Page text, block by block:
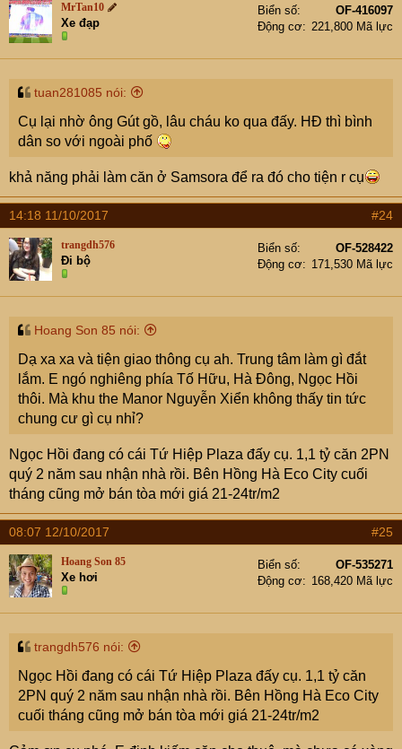
MrTan10
Xe đạp
Biển số
OF-416097
Động cơ
221,800 Mã lực
tuan281085 nói:
Cụ lại nhờ ông Gút gồ, lâu cháu ko qua đấy. HĐ thì bình
dân so với ngoài phố
khả năng phải làm căn ở Samsora để ra đó cho tiện r cụ
14:18 11/10/2017 #24
trangdh576
Đi bộ
Biển số
OF-528422
Động cơ
171,530 Mã lực
Hoang Son 85 nói:
Dạ xa xa và tiện giao thông cụ ah. Trung tâm làm gì đắt
lắm. E ngó nghiêng phía Tố Hữu, Hà Đông, Ngọc Hồi
thôi. Mà khu the Manor Nguyễn Xiển không thấy tin tức
chung cư gì cụ nhỉ?
Ngọc Hồi đang có cái Tứ Hiệp Plaza đấy cụ. 1,1 tỷ căn 2PN
quý 2 năm sau nhận nhà rồi. Bên Hồng Hà Eco City cuối
tháng cũng mở bán tòa mới giá 21-24tr/m2
08:07 12/10/2017 #25
Hoang Son 85
Xe hơi
Biển số
OF-535271
Động cơ
168,420 Mã lực
trangdh576 nói:
Ngọc Hồi đang có cái Tứ Hiệp Plaza đấy cụ. 1,1 tỷ căn
2PN quý 2 năm sau nhận nhà rồi. Bên Hồng Hà Eco City
cuối tháng cũng mở bán tòa mới giá 21-24tr/m2